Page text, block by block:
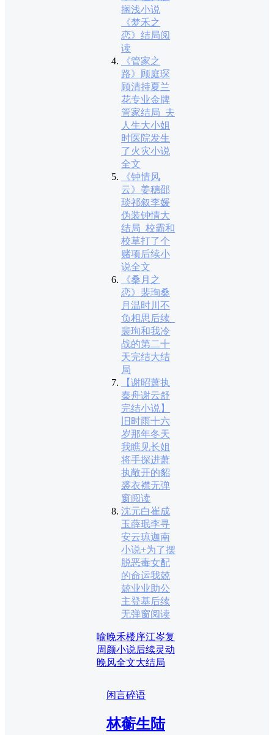
搁浅小说
《梦禾之
恋》结局阅
读
《管家之
路》顾庭琛
顾清持夏兰
花专业金牌
管家结局_夫
人生大小姐
时医院发生
了火灾小说
全文
《钟情风
云》姜穗邵
琰祁叙李媛
伪装钟情大
结局_校霸和
校草打了个
赌项后续小
说全文
《桑月之
恋》裴珣桑
月温时川不
负相思后续_
裴珣和我冷
战的第二十
天完结大结
局
【谢昭萧执
秦舟谢云舒
完结小说】
旧时雨十六
岁那年冬天
我瞧见长姐
将手探进萧
执敞开的貂
裘衣襟无弹
窗阅读
沈元白崔成
玉薛珉李寻
安云琼迦南
小说+为了摆
脱恶毒女配
的命运我兢
兢业业助公
主登基后续
无弹窗阅读
喻晚禾楼序江岑复
周颜小说后续灵动
晚风全文大结局
闲言碎语
林蘅生陆